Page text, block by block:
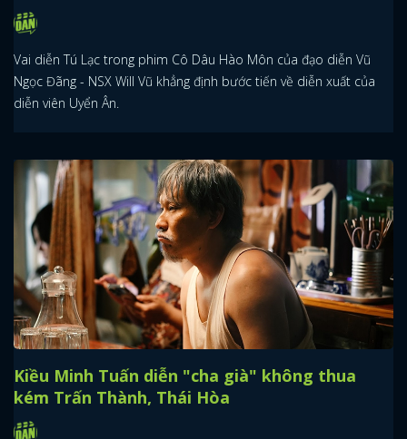
Vai diễn Tú Lạc trong phim Cô Dâu Hào Môn của đạo diễn Vũ
Ngọc Đãng - NSX Will Vũ khẳng định bước tiến về diễn xuất của
diễn viên Uyển Ân.
Kiều Minh Tuấn diễn "cha già" không thua
kém Trấn Thành, Thái Hòa